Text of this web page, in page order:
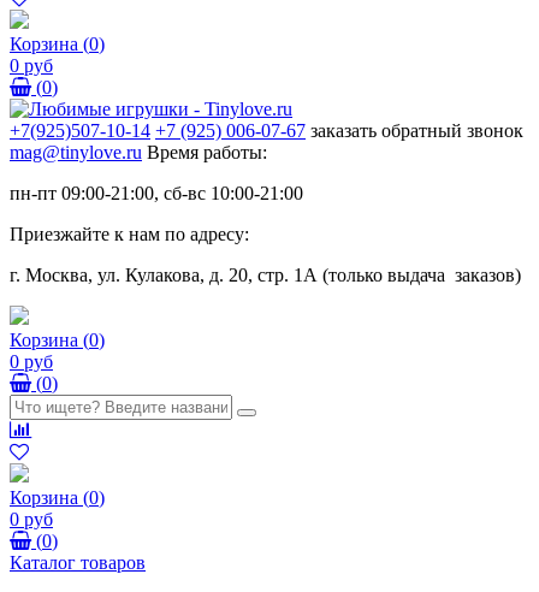
Корзина (0)
0 руб
(0)
+7(925)507-10-14 +7 (925) 006-07-67 заказать обратный звонок
mag@tinylove.ru Время работы:
пн-пт 09:00-21:00, сб-вс 10:00-21:00
Приезжайте к нам по адресу:
г. Москва, ул. Кулакова, д. 20, стр. 1А (только выдача заказов)
Корзина (0)
0 руб
(0)
Корзина (0)
0 руб
(0)
Каталог товаров